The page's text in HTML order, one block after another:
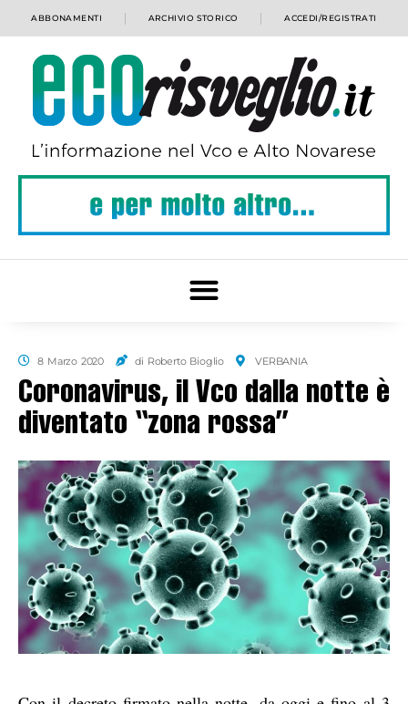
ABBONAMENTI ARCHIVIO STORICO ACCEDI/REGISTRATI
8 Marzo 2020 di Roberto Bioglio VERBANIA
Coronavirus, il Vco dalla notte è
diventato “zona rossa”